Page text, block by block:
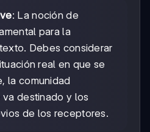
: La noción de
para la
Debes considerar
real en que se
la comunidad
destinado y los
de los receptores.